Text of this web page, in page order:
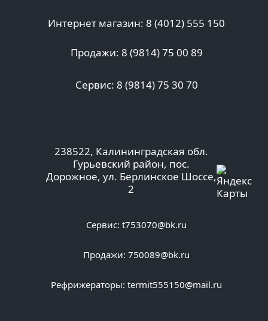
238522, Калининградская обл.
Гурьевский район, пос.
Дорожное, ул. Берлинское Шоссе,
2
Интернет магазин: 8 (4012) 555 150
Продажи: 8 (9814) 75 00 89
Сервис: 8 (9814) 75 30 70
Сервис:t753070@bk.ru
Продажи:750089@bk.ru
Рефрижераторы:termit555150@mail.ru